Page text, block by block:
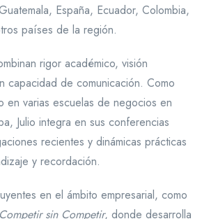
España, Ecuador, Colombia,
países de la región.
rigor académico, visión
capacidad de comunicación. Como
en varias escuelas de negocios en
Julio integra en sus conferencias
recientes y dinámicas prácticas
y recordación.
en el ámbito empresarial, como
Competir sin Competir, donde desarrolla